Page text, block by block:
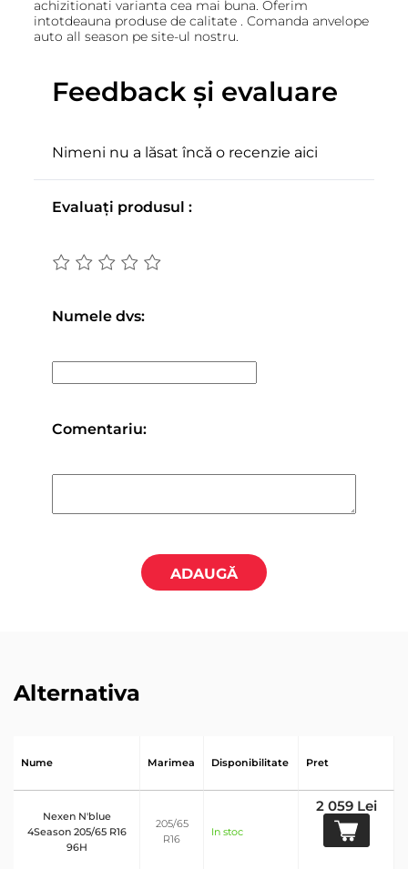
achizitionati varianta cea mai buna. Oferim
intotdeauna produse de calitate . Comanda anvelope
auto all season pe site-ul nostru.
Feedback și evaluare
Nimeni nu a lăsat încă o recenzie aici
Evaluați produsul :
Numele dvs:
Comentariu:
ADAUGĂ
Alternativa
Nume Marimea Disponibilitate Pret
Nexen N'blue
4Season 205/65 R16
96H
205/65
R16
In stoc
2 059 Lei